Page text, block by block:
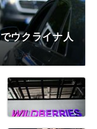
ウクライナ人